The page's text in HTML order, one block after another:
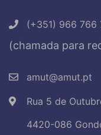
(+351) 966 766
(chamada para
amut@amut.pt
Rua 5 de
4420-086